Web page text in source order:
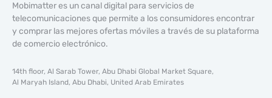
Mobimatter es un canal digital para servicios de
telecomunicaciones que permite a los consumidores encontrar
y comprar las mejores ofertas móviles a través de su plataforma
de comercio electrónico.
14th floor, Al Sarab Tower, Abu Dhabi Global Market Square,
Al Maryah Island, Abu Dhabi, United Arab Emirates